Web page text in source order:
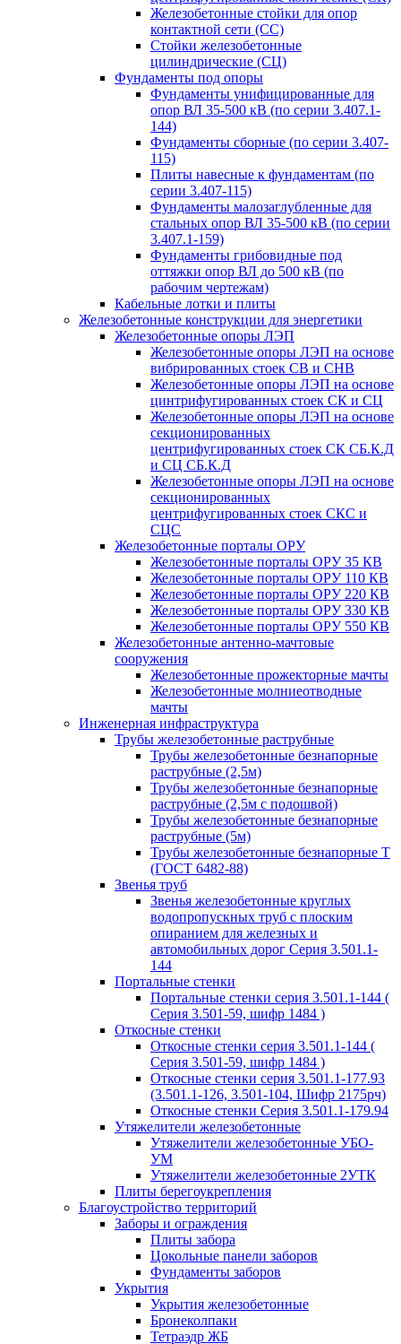
Железобетонные стойки для опор
контактной сети (СС)
Стойки железобетонные
цилиндрические (СЦ)
Фундаменты под опоры
Фундаменты унифицированные для
опор ВЛ 35-500 кВ (по серии 3.407.1-
144)
Фундаменты сборные (по серии 3.407-
115)
Плиты навесные к фундаментам (по
серии 3.407-115)
Фундаменты малозаглубленные для
стальных опор ВЛ 35-500 кВ (по серии
3.407.1-159)
Фундаменты грибовидные под
оттяжки опор ВЛ до 500 кВ (по
рабочим чертежам)
Кабельные лотки и плиты
Железобетонные конструкции для энергетики
Железобетонные опоры ЛЭП
Железобетонные опоры ЛЭП на основе
вибрированных стоек СВ и СНВ
Железобетонные опоры ЛЭП на основе
цинтрифугированных стоек СК и СЦ
Железобетонные опоры ЛЭП на основе
секционированных
центрифугированных стоек СК СБ.К.Д
и СЦ СБ.К.Д
Железобетонные опоры ЛЭП на основе
секционированных
центрифугированных стоек СКС и
СЦС
Железобетонные порталы ОРУ
Железобетонные порталы ОРУ 35 КВ
Железобетонные порталы ОРУ 110 КВ
Железобетонные порталы ОРУ 220 КВ
Железобетонные порталы ОРУ 330 КВ
Железобетонные порталы ОРУ 550 КВ
Железобетонные антенно-мачтовые
сооружения
Железобетонные прожекторные мачты
Железобетонные молниеотводные
мачты
Инженерная инфраструктура
Трубы железобетонные раструбные
Трубы железобетонные безнапорные
раструбные (2,5м)
Трубы железобетонные безнапорные
раструбные (2,5м с подошвой)
Трубы железобетонные безнапорные
раструбные (5м)
Трубы железобетонные безнапорные Т
(ГОСТ 6482-88)
Звенья труб
Звенья железобетонные круглых
водопропускных труб с плоским
опиранием для железных и
автомобильных дорог Серия 3.501.1-
144
Портальные стенки
Портальные стенки серия 3.501.1-144 (
Серия 3.501-59, шифр 1484 )
Откосные стенки
Откосные стенки серия 3.501.1-144 (
Серия 3.501-59, шифр 1484 )
Откосные стенки серия 3.501.1-177.93
(3.501.1-126, 3.501-104, Шифр 2175рч)
Откосные стенки Серия 3.501.1-179.94
Утяжелители железобетонные
Утяжелители железобетонные УБО-
УМ
Утяжелители железобетонные 2УТК
Плиты берегоукрепления
Благоустройство территорий
Заборы и ограждения
Плиты забора
Цокольные панели заборов
Фундаменты заборов
Укрытия
Укрытия железобетонные
Бронеколпаки
Тетраэдр ЖБ